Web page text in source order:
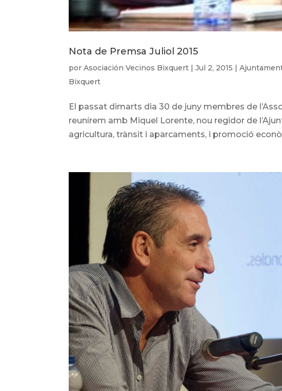
Nota de Premsa Juliol 2015
porAsociación Vecinos Bixquert |Jul 2, 2015 |
Bixquert
El passat dimarts dia 30 de juny membres de
reunírem amb Miquel Lorente, nou regidor de
agricultura, trànsit i aparcaments, i promoció